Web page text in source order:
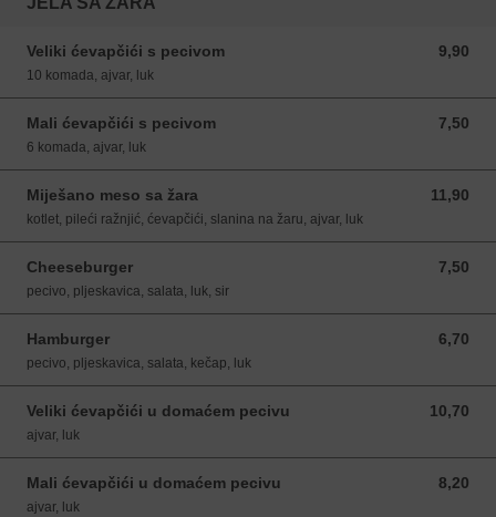
Veliki ćevapčići s pecivom 9,90
9,90 EUR
10 komada, ajvar, luk
Mali ćevapčići s pecivom 7,50
7,50 EUR
6 komada, ajvar, luk
Miješano meso sa žara 11,90
11,90 EUR
kotlet, pileći ražnjić, ćevapčići, slanina na žaru, ajvar, luk
Cheeseburger 7,50
7,50 EUR
pecivo, pljeskavica, salata, luk, sir
Hamburger 6,70
6,70 EUR
pecivo, pljeskavica, salata, kečap, luk
Veliki ćevapčići u domaćem pecivu 10,70
10,70 EUR
ajvar, luk
Mali ćevapčići u domaćem pecivu 8,20
8,20 EUR
ajvar, luk